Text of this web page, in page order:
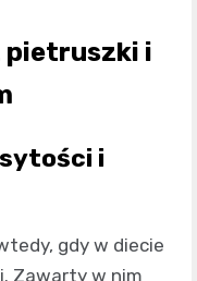
pietruszki i
i
gdy w diecie
Zawarty w nim